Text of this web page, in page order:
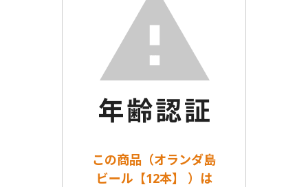
この商品（オランダ島
ビール【12本】 ）は